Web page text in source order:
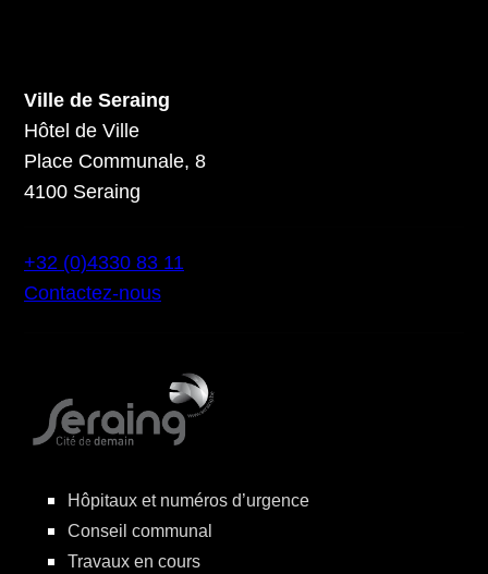
Ville de Seraing
Hôtel de Ville
Place Communale, 8
4100 Seraing
+32 (0)4330 83 11
Contactez-nous
Hôpitaux et numéros d’urgence
Conseil communal
Travaux en cours